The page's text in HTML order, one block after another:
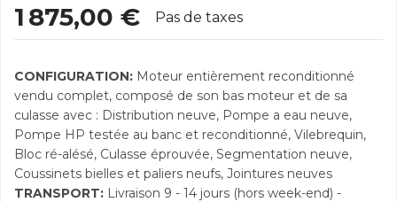
1 875,00 € Pas de taxes
CONFIGURATION: Moteur entièrement reconditionné
vendu complet, composé de son bas moteur et de sa
culasse avec : Distribution neuve, Pompe a eau neuve,
Pompe HP testée au banc et reconditionné, Vilebrequin,
Bloc ré-alésé, Culasse éprouvée, Segmentation neuve,
Coussinets bielles et paliers neufs, Jointures neuves
TRANSPORT: Livraison 9 - 14 jours (hors week-end) -